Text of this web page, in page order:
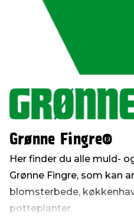
& ukrudt
& sikkerhed
& standere
& syltning
udendørs spa
Grønne Fingre®
Her finder du alle muld-
Grønne Fingre, som kan
blomsterbede,
potteplanter.